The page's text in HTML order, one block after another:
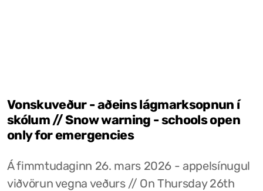
Vonskuveður - aðeins lágmarksopnun í
skólum // Snow warning - schools open
only for emergencies
Á fimmtudaginn 26. mars 2026 - appelsínugul
viðvörun vegna veðurs // On Thursday 26th